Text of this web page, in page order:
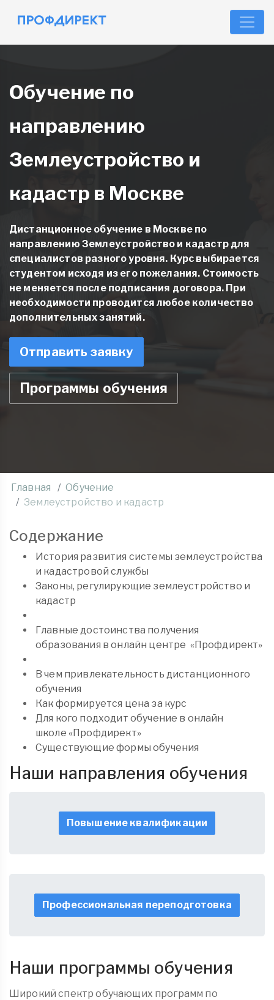
Обучение по
направлению
Землеустройство и
кадастр в Москве
Дистанционное обучение в Москве по
направлению Землеустройство и кадастр для
специалистов разного уровня. Курс выбирается
студентом исходя из его пожелания. Стоимость
не меняется после подписания договора. При
необходимости проводится любое количество
дополнительных занятий.
Отправить заявку
Программы обучения
Главная
Обучение
Землеустройство и кадастр
Содержание
История развития системы землеустройства
и кадастровой службы
Законы, регулирующие землеустройство и
кадастр
Главные достоинства получения
образования в онлайн центре «Профдирект»
В чем привлекательность дистанционного
обучения
Как формируется цена за курс
Для кого подходит обучение в онлайн
школе «Профдирект»
Существующие формы обучения
Наши направления обучения
Повышение квалификации
Профессиональная переподготовка
Наши программы обучения
Широкий спектр обучающих программ по